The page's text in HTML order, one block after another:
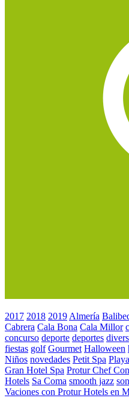
2017 2018 2019 Almería
Cabrera Cala Bona Cala Millor
concurso deporte deportes
fiestas golf Gourmet Halloween
Niños novedades Petit Spa Playa
Gran Hotel Spa Protur Chef
Hotels Sa Coma smooth jazz
Vaciones con Protur Hotels en